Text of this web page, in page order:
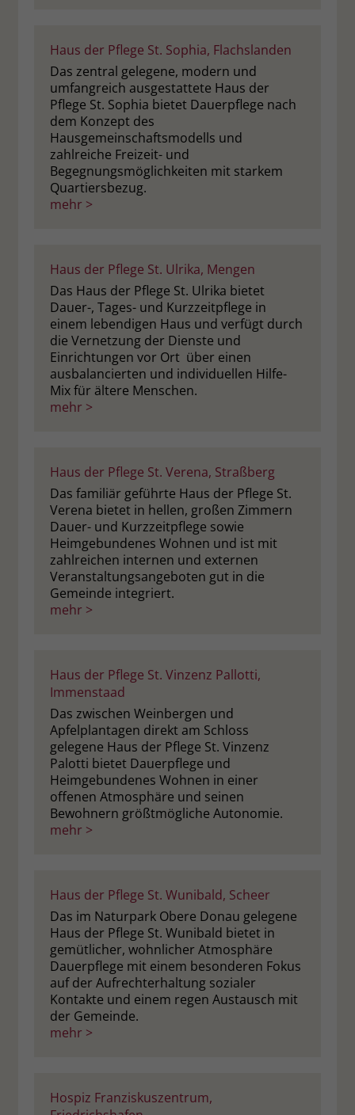
Haus der Pflege St. Sophia, Flachslanden
Das zentral gelegene, modern und
umfangreich ausgestattete Haus der
Pflege St. Sophia bietet Dauerpflege nach
dem Konzept des
Hausgemeinschaftsmodells und
zahlreiche Freizeit- und
Begegnungsmöglichkeiten mit starkem
Quartiersbezug.
mehr >
Haus der Pflege St. Ulrika, Mengen
Das Haus der Pflege St. Ulrika bietet
Dauer-, Tages- und Kurzzeitpflege in
einem lebendigen Haus und verfügt durch
die Vernetzung der Dienste und
Einrichtungen vor Ort über einen
ausbalancierten und individuellen Hilfe-
Mix für ältere Menschen.
mehr >
Haus der Pflege St. Verena, Straßberg
Das familiär geführte Haus der Pflege St.
Verena bietet in hellen, großen Zimmern
Dauer- und Kurzzeitpflege sowie
Heimgebundenes Wohnen und ist mit
zahlreichen internen und externen
Veranstaltungsangeboten gut in die
Gemeinde integriert.
mehr >
Haus der Pflege St. Vinzenz Pallotti,
Immenstaad
Das zwischen Weinbergen und
Apfelplantagen direkt am Schloss
gelegene Haus der Pflege St. Vinzenz
Palotti bietet Dauerpflege und
Heimgebundenes Wohnen in einer
offenen Atmosphäre und seinen
Bewohnern größtmögliche Autonomie.
mehr >
Haus der Pflege St. Wunibald, Scheer
Das im Naturpark Obere Donau gelegene
Haus der Pflege St. Wunibald bietet in
gemütlicher, wohnlicher Atmosphäre
Dauerpflege mit einem besonderen Fokus
auf der Aufrechterhaltung sozialer
Kontakte und einem regen Austausch mit
der Gemeinde.
mehr >
Hospiz Franziskuszentrum,